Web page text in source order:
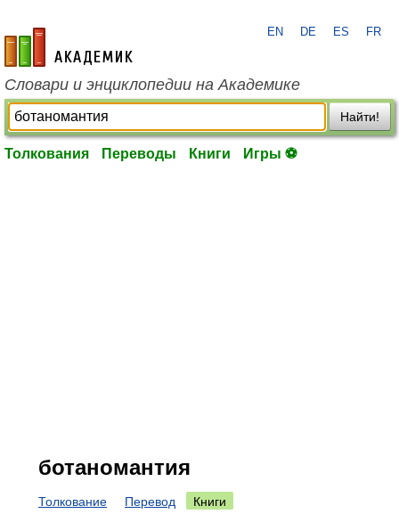
academic.ru
EN DE ES FR
Словари и энциклопедии на Академике
Найти!
Толкования Переводы Книги Игры ⚽
ботаномантия
Толкование Перевод
Книги